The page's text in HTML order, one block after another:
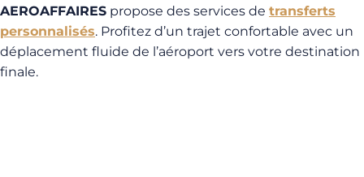
AEROAFFAIRES propose des services de transferts
personnalisés. Profitez d’un trajet confortable avec un
déplacement fluide de l’aéroport vers votre destination
finale.